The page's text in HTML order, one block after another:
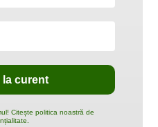
Citește politica noastră de